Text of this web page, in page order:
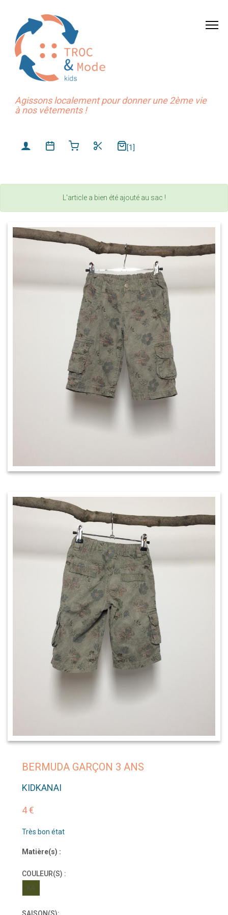
Agissons localement pour donner une 2ème vie
à nos vêtements !
[1]
L'article a bien été ajouté au sac !
BERMUDA GARÇON 3 ANS
KIDKANAI
4 €
Très bon état
Matière(s) :
COULEUR(S) :
KA